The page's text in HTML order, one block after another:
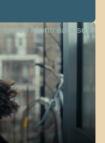
des Montréalaises